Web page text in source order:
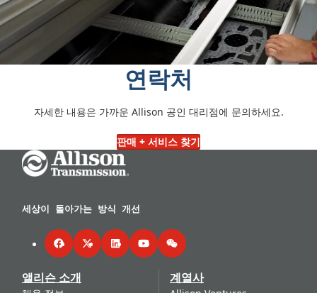
연락처
자세한 내용은 가까운 Allison 공인 대리점에 문의하세요.
판매 + 서비스 찾기
Go Home
세상이 돌아가는 방식 개선
FacebookTwitterLinkedInYouTubeWeChat
앨리슨 소개 계열사